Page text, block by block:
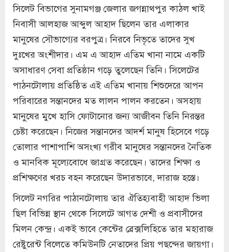
সিলেট বিভাগের সুনামগঞ্জ জেলার জগন্নাথপুর কাঠল খাই
নিবাসী আলহাজ আব্দুল আহাদ ছিলেন তার এলাকার
মানুষের সৌভাগ্যের বরপুত্র। নিরবে নিভৃতে তাদের সুখ
দুঃখের অংশীদার। এম এ আহাদ এতিম খানা নামে একটি
অসাধারণ সেবা প্রতিষ্ঠান গড়ে তুলেছেন তিনি। সিলেটের
পাঠনটোলায় প্রতিষ্ঠিত এই এতিম খানায় শিশুদেরে আপন
পরিবারের সন্তানদের মত লালন পালন করতেন। অসহায়
মানুষের মুখে হাসি ফোটানোর জন্য আজীবন তিনি নিরন্তর
চেষ্টা করেছেন। নিজের সন্তানদের আদর্শ মানুষ হিসেবে গড়ে
তোলার পাশাপাশি অসংখ্য গরীব মানুষের সন্তানদের নৈতিক
ও মানবিক মূল্যেবোধে জাগ্রত করেছেন। তাদের শিক্ষা ও
প্রশিক্ষণের খরচ বহন করেছেন উদারভাবে, দারাজ হস্তে।
সিলেট নগরির পাঠানটোলায় তার ঐতিহ্যবাহী আহাদ ভিলা
ছিল বিভিন্ন স্থান থেকে সিলেটে আগত দেশী ও প্রবাসীদের
মিলন কেন্দ্র। একই ভাবে কেন্টের ব্রেক্সলিহিতে তার মহারাজ
রেষ্টুরেন্ট বিলেতে কমিউনটি নেতাদের প্রিয় পছন্দের জায়গা।